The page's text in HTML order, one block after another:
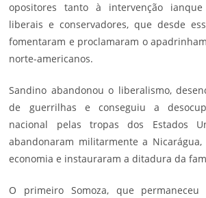
opositores tanto à intervenção
liberais e conservadores, que desde
fomentaram e proclamaram o
norte-americanos.
Sandino abandonou o liberalismo,
de guerrilhas e conseguiu a
nacional pelas tropas dos Estados
abandonaram militarmente a
economia e instauraram a ditadura da
O primeiro Somoza, que